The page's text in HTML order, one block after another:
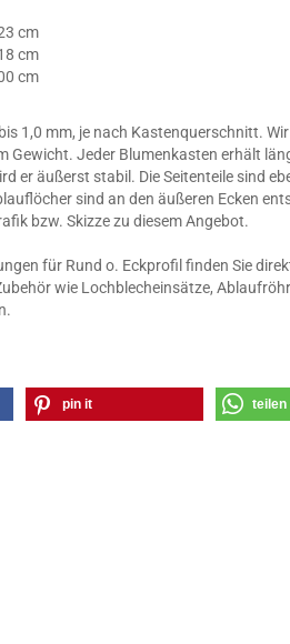
cm
cm
cm
1,0 mm, je nach Kastenquerschnitt.
Gewicht. Jeder Blumenkasten erhält
er äußerst stabil. Die Seitenteile sind
sind an den äußeren Ecken
bzw. Skizze zu diesem Angebot.
für Rund o. Eckprofil finden Sie
wie Lochblecheinsätze,
pin it teilen